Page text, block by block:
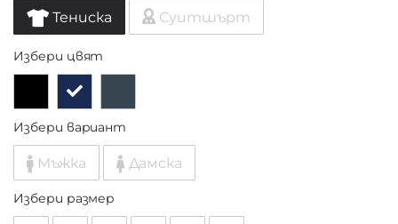
Тениска Суитшърт
Избери цвят
Избери вариант
Мъжка Дамска
Избери размер